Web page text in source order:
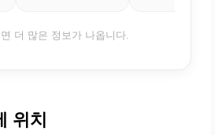
더 많은 정보가 나옵니다.
위치